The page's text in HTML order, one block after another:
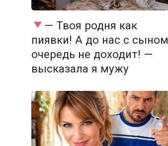
— Твоя родня как
пиявки! А до нас с сыном
очередь не доходит! —
высказала я мужу